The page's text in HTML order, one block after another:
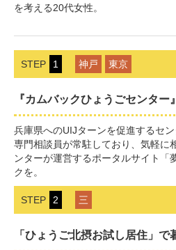
を考える20代女性。
STEP 1 神戸 東京
『カムバックひょうごセンター
兵庫県へのUIJターンを促進するセ
専門相談員が常駐しており、気軽に
ンターが運営するポータルサイト「
クを。
STEP 2 三
「ひょうご北摂お試し居住」で